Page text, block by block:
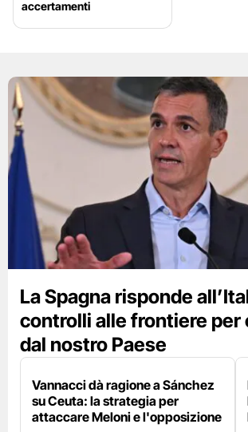
accertamenti
La Spagna risponde
controlli alle frontiere per
dal nostro Paese
Vannacci dà ragione a Sánchez
su Ceuta: la strategia per
attaccare Meloni e l'opposizione